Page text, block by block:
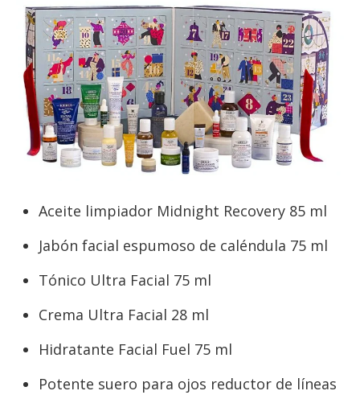
Aceite limpiador Midnight Recovery 85 ml
Jabón facial espumoso de caléndula 75 ml
Tónico Ultra Facial 75 ml
Crema Ultra Facial 28 ml
Hidratante Facial Fuel 75 ml
Potente suero para ojos reductor de líneas